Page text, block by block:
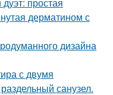
простая
дерматином с
дизайна
с двумя
санузел.